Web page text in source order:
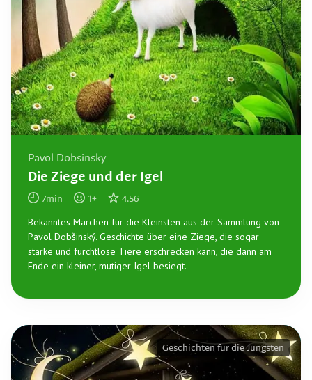
Pavol Dobsinsky
Die Ziege und der Igel
7min 1+ 4.56
Bekanntes Märchen für die Kleinsten aus der Sammlung von
Pavol Dobšinský. Geschichte über eine Ziege, die sogar
starke und furchtlose Tiere erschrecken kann, die dann am
Ende ein kleiner, mutiger Igel besiegt.
Geschichten für die Jüngsten